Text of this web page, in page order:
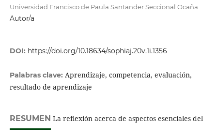
Universidad Francisco de Paula Santander Seccional Ocaña
Autor/a
DOI: https://doi.org/10.18634/sophiaj.20v.1i.1356
Palabras clave: Aprendizaje, competencia, evaluación,
resultado de aprendizaje
RESUMEN La reflexión acerca de aspectos esenciales del